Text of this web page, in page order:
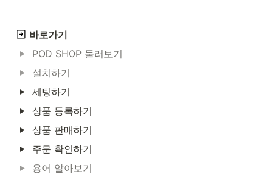
바로가기
POD SHOP 둘러보기
설치하기
세팅하기
상품 등록하기
상품 판매하기
주문 확인하기
용어 알아보기